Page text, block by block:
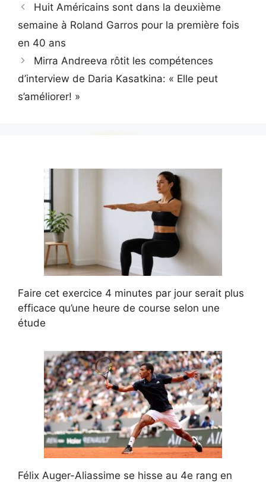
Huit Américains sont dans la deuxième
semaine à Roland Garros pour la première fois
en 40 ans
Mirra Andreeva rôtit les compétences
d’interview de Daria Kasatkina: « Elle peut
s’améliorer! »
Faire cet exercice 4 minutes par jour serait plus
efficace qu’une heure de course selon une
étude
Félix Auger-Aliassime se hisse au 4e rang en